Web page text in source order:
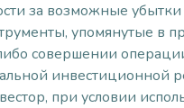
за возможные
упомянутые в
совершении
при условии